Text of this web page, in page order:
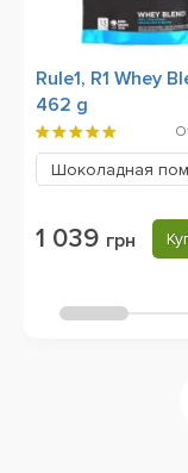
Rule1, R1 Whey
462 g
1 039 грн